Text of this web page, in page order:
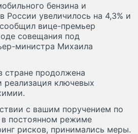
бензина и
России увеличилось на 4,3% и
вице-премьер
совещания под
министра Михаила
стране продолжена
ключевых
с вашим поручением по
постоянном режиме
рисков, принимались меры.